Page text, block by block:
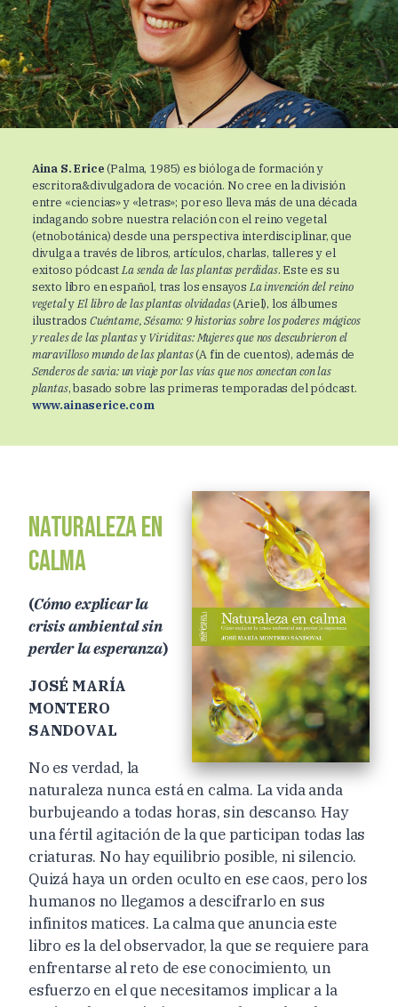
Aina S. Erice(Palma, 1985) es bióloga de formación y
escritora&divulgadora de vocación. No cree en la división
entre «ciencias» y «letras»; por eso lleva más de una década
indagando sobre nuestra relación con el reino vegetal
(etnobotánica) desde una perspectiva interdisciplinar, que
divulga a través de libros, artículos, charlas, talleres y el
exitoso pódcastLa senda de las plantas perdidas. Este es su
sexto libro en español, tras los ensayos La invención del reino
vegetalyEl libro de las plantas olvidadas(Ariel), los álbumes
ilustrados Cuéntame, Sésamo: 9 historias sobre los poderes mágicos
y reales de las plantasyViriditas: Mujeres que nos descubrieron el
maravilloso mundo de las plantas(A fin de cuentos), además de
Senderos de savia:un viaje por las vías que nos conectan con las
plantas, basado sobre las primeras temporadas del pódcast.
www.ainaserice.com
Naturaleza en
calma
(Cómo explicar la
crisis ambiental sin
perder la esperanza)
JOSÉ MARÍA
MONTERO
SANDOVAL
No es verdad, la
naturaleza nunca está en calma. La vida anda
burbujeando a todas horas, sin descanso. Hay
una fértil agitación de la que participan todas las
criaturas. No hay equilibrio posible, ni silencio.
Quizá haya un orden oculto en ese caos, pero los
humanos no llegamos a descifrarlo en sus
infinitos matices. La calma que anuncia este
libro es la del observador, la que se requiere para
enfrentarse al reto de ese conocimiento, un
esfuerzo en el que necesitamos implicar a la